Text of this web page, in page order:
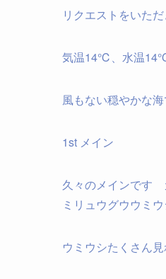
リクエストをいた
気温14℃、水温
風もない穏やかな
1st メイン
久々のメインです
ミリュウグウウミ
ウミウシたくさん